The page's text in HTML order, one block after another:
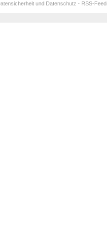
und Datenschutz - RSS-